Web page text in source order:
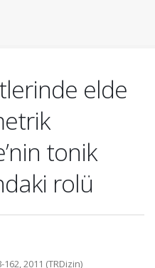
elde
tonik
rolü
2011 (TRDizin)